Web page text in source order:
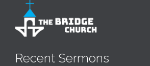
Recent Sermons